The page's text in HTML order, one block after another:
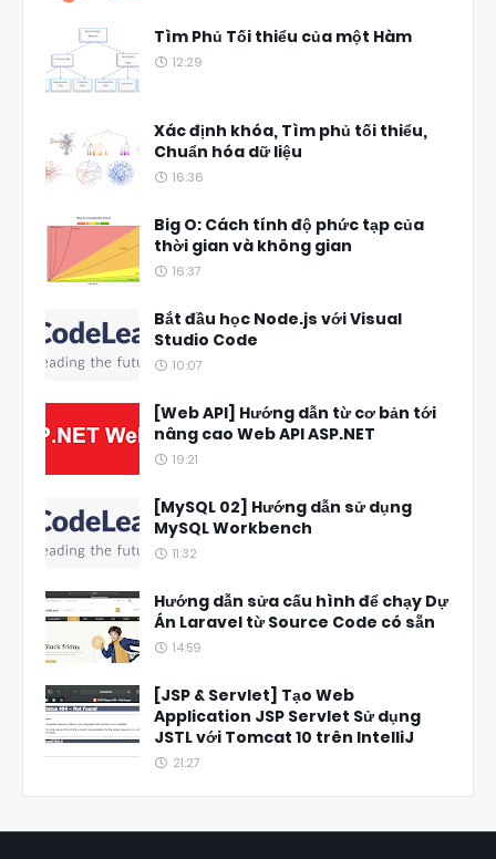
Tìm Phủ Tối thiểu của một Hàm
12:29
Xác định khóa, Tìm phủ tối thiểu,
Chuẩn hóa dữ liệu
16:36
Big O: Cách tính độ phức tạp của
thời gian và không gian
16:37
Bắt đầu học Node.js với Visual
Studio Code
10:07
[Web API] Hướng dẫn từ cơ bản tới
nâng cao Web API ASP.NET
19:21
[MySQL 02] Hướng dẫn sử dụng
MySQL Workbench
11:32
Hướng dẫn sửa cấu hình để chạy Dự
Án Laravel từ Source Code có sẵn
14:59
[JSP & Servlet] Tạo Web
Application JSP Servlet Sử dụng
JSTL với Tomcat 10 trên IntelliJ
21:27